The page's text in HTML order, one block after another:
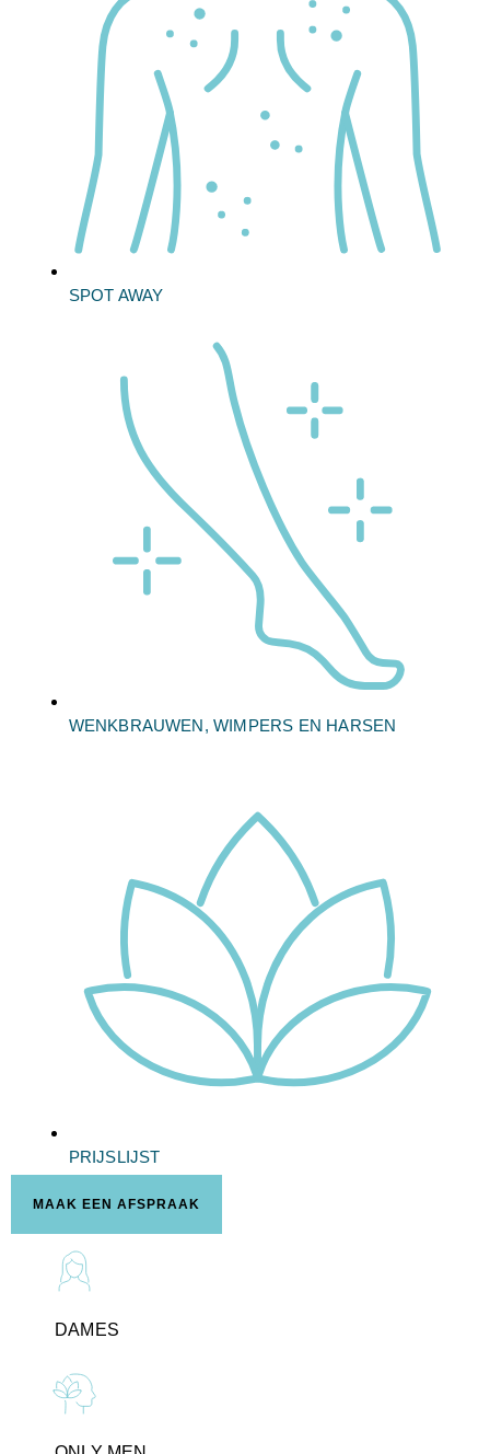
SPOT AWAY
WENKBRAUWEN, WIMPERS EN HARSEN
PRIJSLIJST
MAAK EEN AFSPRAAK
DAMES